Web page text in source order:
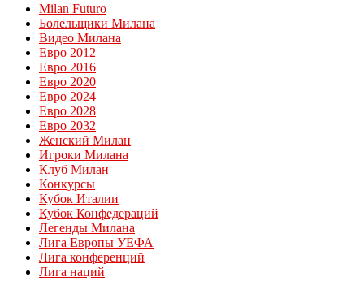
Milan Futuro
Болельщики Милана
Видео Милана
Евро 2012
Евро 2016
Евро 2020
Евро 2024
Евро 2028
Евро 2032
Женский Милан
Игроки Милана
Клуб Милан
Конкурсы
Кубок Италии
Кубок Конфедераций
Легенды Милана
Лига Европы УЕФА
Лига конференций
Лига наций